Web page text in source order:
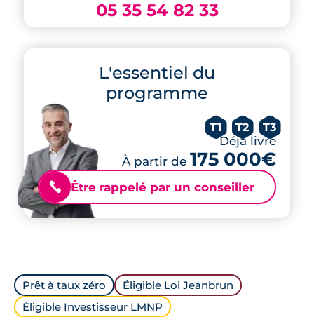
05 35 54 82 33
L'essentiel du
programme
T1 T2 T3
Déjà livré
À partir de 175 000€
📞 Être rappelé par un conseiller
Prêt à taux zéro
Éligible Loi Jeanbrun
Éligible Investisseur LMNP